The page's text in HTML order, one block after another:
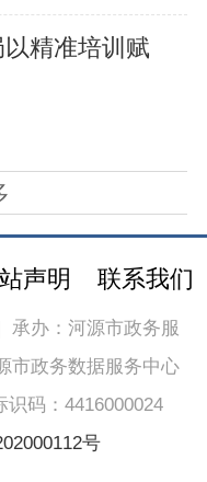
精准培训赋
声明 联系我们
承办：河源市政务服
市政务数据服务中心
识码：4416000024
号